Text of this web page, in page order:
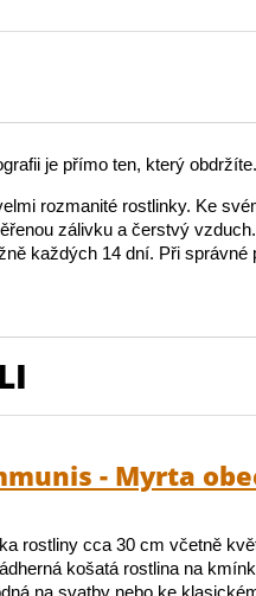
je přímo ten, který obdržíte.
rozmanité rostlinky. Ke
zálivku a čerstvý
každých 14 dní. Při správné
- Myrta
rostliny cca 30 cm včetně
košatá rostlina na
na svatby nebo ke